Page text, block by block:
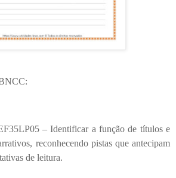
– Identificar a função de títulos e
reconhecendo pistas que antecipam
de leitura.